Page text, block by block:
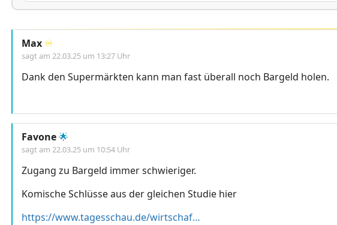
Max ♾️
sagt am 22.03.25 um 13:27 Uhr
Dank den Supermärkten kann man fast überall noch Bargeld holen.
Favone🌟
sagt am 22.03.25 um 10:54 Uhr
Zugang zu Bargeld immer schwieriger.
Komische Schlüsse aus der gleichen Studie hier
https://www.tagesschau.de/wirtschaft/verbraucher/bundesbank-bargeld-geldautomaten-versorgung-100.html